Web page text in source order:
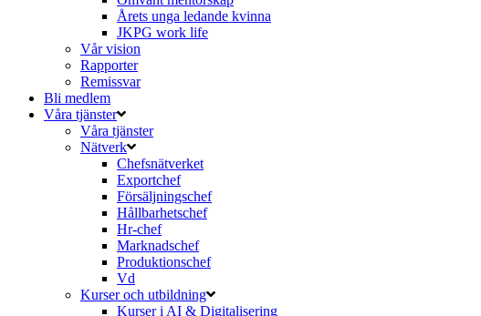
Årets unga ledande kvinna
JKPG work life
Vår vision
Rapporter
Remissvar
Bli medlem
Våra tjänster
Våra tjänster
Nätverk
Chefsnätverket
Exportchef
Försäljningschef
Hållbarhetschef
Hr-chef
Marknadschef
Produktionschef
Vd
Kurser och utbildning
Kurser i AI & Digitalisering